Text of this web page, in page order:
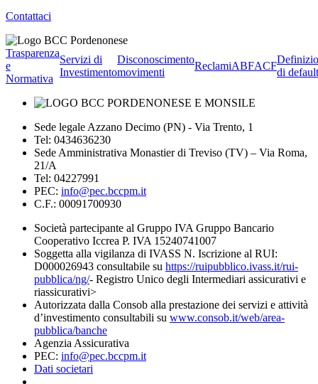
Contattaci
Trasparenza
e
Normativa
Servizi di
Investimento
Disconoscimento
movimenti
ReclamiABFACF
di default
Sede legale Azzano Decimo (PN) - Via Trento, 1
Tel: 0434636230
Sede Amministrativa Monastier di Treviso (TV) – Via Roma,
21/A
Tel: 04227991
PEC: info@pec.bccpm.it
C.F.: 00091700930
Società partecipante al Gruppo IVA Gruppo Bancario
Cooperativo Iccrea P. IVA 15240741007
Soggetta alla vigilanza di IVASS N. Iscrizione al RUI:
D000026943 consultabile su https://ruipubblico.ivass.it/rui-
pubblica/ng/- Registro Unico degli Intermediari assicurativi e
riassicurativi>
Autorizzata dalla Consob alla prestazione dei servizi e attività
d’investimento consultabili su www.consob.it/web/area-
pubblica/banche
Agenzia Assicurativa
PEC: info@pec.bccpm.it
Dati societari